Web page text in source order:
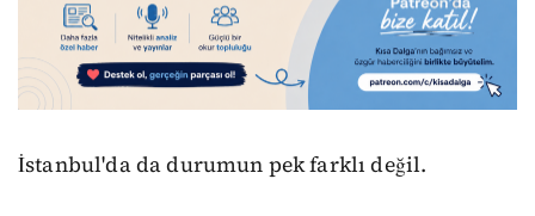
İstanbul'da da durumun pek farklı değil.